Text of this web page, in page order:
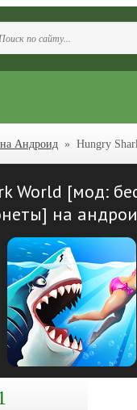
Андроид » Hungry
World [мод:
на